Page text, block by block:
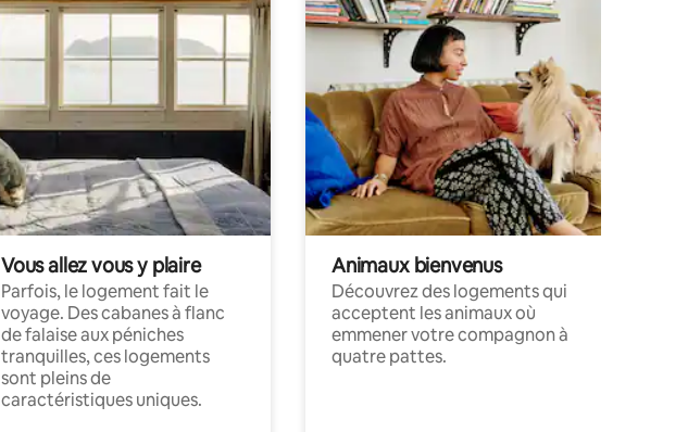
Vous allez vous y plaire
Parfois, le logement fait le
voyage. Des cabanes à flanc
de falaise aux péniches
tranquilles, ces logements
sont pleins de
caractéristiques uniques.
Animaux bienvenus
Découvrez des logements qui
acceptent les animaux où
emmener votre compagnon à
quatre pattes.